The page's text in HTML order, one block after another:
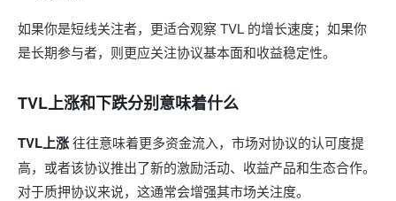
如果你是短线关注者，更适合观察 TVL 的增长速度；如果你
是长期参与者，则更应关注协议基本面和收益稳定性。
TVL上涨和下跌分别意味着什么
TVL上涨往往意味着更多资金流入，市场对协议的认可度提
高，或者该协议推出了新的激励活动、收益产品和生态合作。
对于质押协议来说，这通常会增强其市场关注度。